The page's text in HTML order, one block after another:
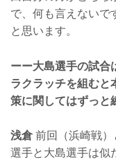
で、何も言えないで
と思います。
ーー大島選手の試合
ラクラッチを組むと
策に関してはずっと
浅倉前回（浜崎戦）
選手と大島選手は似